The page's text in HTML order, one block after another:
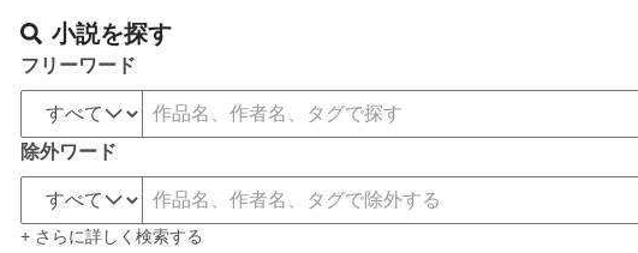
小説を探す
フリーワード
除外ワード
+ さらに詳しく検索する